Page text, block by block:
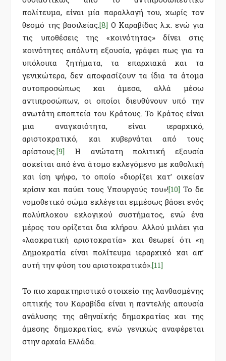
πολίτευμα, είναι μία παραλλαγή του, χωρίς τον
θεσμό της βασιλείας.[8]Ο Καραβίδας λ.χ. ενώ για
τις υποθέσεις της «κοινότητας» δίνει στις
κοινότητες απόλυτη εξουσία, γράφει πως για τα
υπόλοιπα ζητήματα, τα επαρχιακά και τα
γενικώτερα, δεν αποφασίζουν τα ίδια τα άτομα
αυτοπροσώπως και άμεσα, αλλά μέσω
αντιπροσώπων, οι οποίοι διευθύνουν υπό την
ανωτάτη εποπτεία του Κράτους. Το Κράτος είναι
μια αναγκαιότητα, είναι ιεραρχικό,
αριστοκρατικό, και κυβερνάται από τους
αρίστους.[9] Η ανώτατη πολιτική εξουσία
ασκείται από ένα άτομο εκλεγόμενο με καθολική
και ίση ψήφο, το οποίο «διορίζει κατ’ οικείαν
κρίσιν και παύει τους Υπουργούς του»![10] Το δε
νομοθετικό σώμα εκλέγεται εμμέσως βάσει ενός
πολύπλοκου εκλογικού συστήματος, ενώ ένα
μέρος του ορίζεται δια κλήρου. Αλλού μιλάει για
«λαοκρατική αριστοκρατία» και θεωρεί ότι «η
Δημοκρατία είναι πολίτευμα ιεραρχικό και απ’
αυτή την φύση του αριστοκρατικό».[11]
Το πιο χαρακτηριστικό στοιχείο της λανθασμένης
οπτικής του Καραβίδα είναι η παντελής απουσία
ανάλυσης της αθηναϊκής δημοκρατίας και της
άμεσης δημοκρατίας, ενώ γενικώς αναφέρεται
στην αρχαία Ελλάδα.